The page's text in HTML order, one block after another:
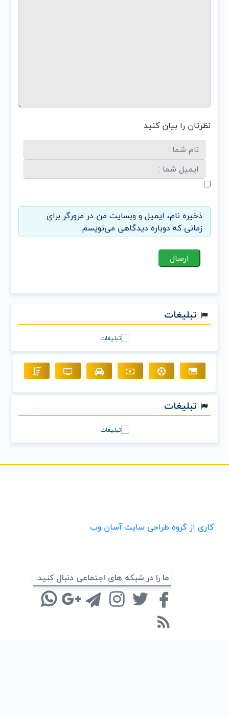
نظرتان را بیان کنید
ذخیره نام، ایمیل و وبسایت من در مرورگر برای
زمانی که دوباره دیدگاهی می‌نویسم.
تبلیغات
تبلیغات
کاری از گروه طراحی سایت آسان وب
ما را در شبکه های اجتماعی دنبال کنید.